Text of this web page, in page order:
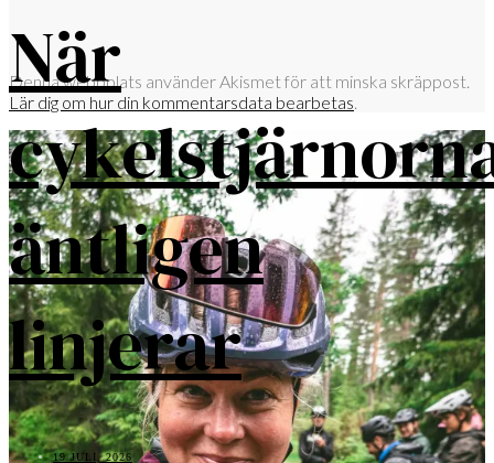
När
äntligen
linjerar
19 JULI, 2026
Denna webbplats använder Akismet för att minska skräppost.
Lär dig om hur din kommentarsdata bearbetas.